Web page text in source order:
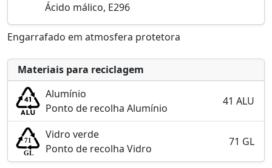
Ácido málico, E296
Engarrafado em atmosfera protetora
Materiais para reciclagem
Alumínio
Ponto de recolha Alumínio
41 ALU
Vidro verde
Ponto de recolha Vidro
71 GL